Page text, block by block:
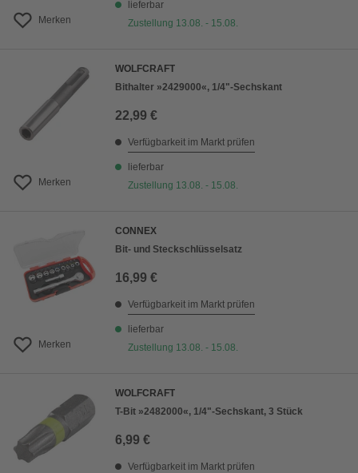
Merken
lieferbar
Zustellung 13.08. - 15.08.
Merken
WOLFCRAFT
Bithalter »2429000«, 1/4"-Sechskant
22,99 €
Verfügbarkeit im Markt prüfen
lieferbar
Zustellung 13.08. - 15.08.
Merken
CONNEX
Bit- und Steckschlüsselsatz
16,99 €
Verfügbarkeit im Markt prüfen
lieferbar
Zustellung 13.08. - 15.08.
WOLFCRAFT
T-Bit »2482000«, 1/4"-Sechskant, 3 Stück
6,99 €
Verfügbarkeit im Markt prüfen